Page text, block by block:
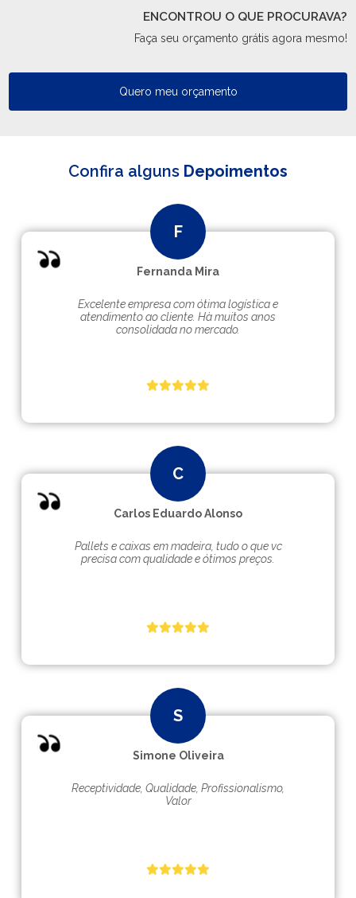
ENCONTROU O QUE PROCURAVA?
Faça seu orçamento grátis agora mesmo!
Quero meu orçamento
Confira alguns Depoimentos
Fernanda Mira
Excelente empresa com ótima logística e
atendimento ao cliente. Hà muitos anos
consolidada no mercado.
Carlos Eduardo Alonso
Pallets e caixas em madeira, tudo o que vc
precisa com qualidade e ótimos preços.
Simone Oliveira
Receptividade, Qualidade, Profissionalismo,
Valor